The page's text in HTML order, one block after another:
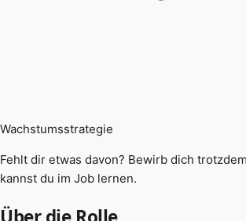
Wachstumsstrategie
Fehlt dir etwas davon? Bewirb dich
kannst du im Job lernen.